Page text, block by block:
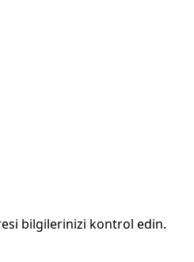
bilgilerinizi kontrol edin.